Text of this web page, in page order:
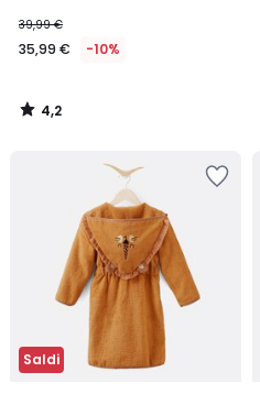
39,99 €
35,99 € -10%
4,2
/
Saldi